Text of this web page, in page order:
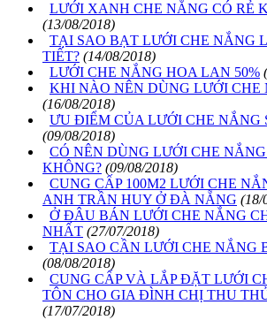
LƯỚI XANH CHE NẮNG CÓ RẺ
(13/08/2018)
TẠI SAO BẠT LƯỚI CHE NẮNG
TIẾT? (14/08/2018)
LƯỚI CHE NẮNG HOA LAN 50%
KHI NÀO NÊN DÙNG LƯỚI CHE
(16/08/2018)
ƯU ĐIỂM CỦA LƯỚI CHE NẮNG
(09/08/2018)
CÓ NÊN DÙNG LƯỚI CHE
KHÔNG? (09/08/2018)
CUNG CẤP 100M2 LƯỚI CHE
ANH TRẦN HUY Ở ĐÀ NẴNG (18/
Ở ĐÂU BÁN LƯỚI CHE NẮNG
NHẤT (27/07/2018)
TẠI SAO CẦN LƯỚI CHE NẮNG
(08/08/2018)
CUNG CẤP VÀ LẮP ĐẶT LƯỚI
TÔN CHO GIA ĐÌNH CHỊ THU
(17/07/2018)